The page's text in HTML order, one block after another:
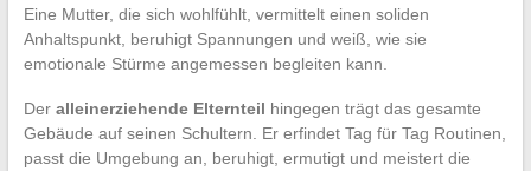
Eine Mutter, die sich wohlfühlt, vermittelt einen soliden
Anhaltspunkt, beruhigt Spannungen und weiß, wie sie
emotionale Stürme angemessen begleiten kann.
Der alleinerziehende Elternteil hingegen trägt das gesamte
Gebäude auf seinen Schultern. Er erfindet Tag für Tag Routinen,
passt die Umgebung an, beruhigt, ermutigt und meistert die